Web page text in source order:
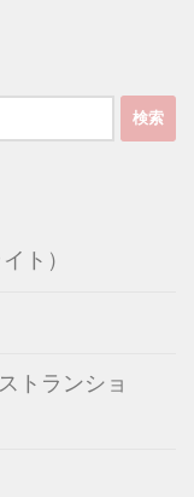
ト）
トランショ